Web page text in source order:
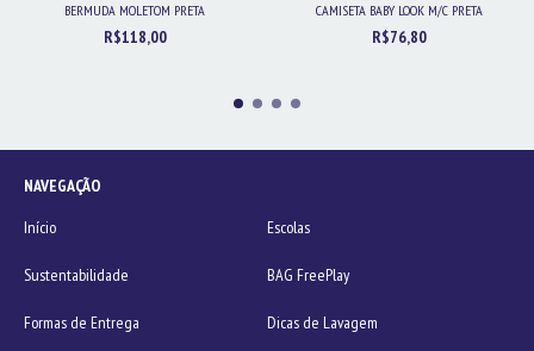
BERMUDA MOLETOM PRETA
R$118,00
CAMISETA BABY LOOK M/C PRETA
R$76,80
NAVEGAÇÃO
Início
Escolas
Sustentabilidade BAG FreePlay
Formas de Entrega Dicas de Lavagem